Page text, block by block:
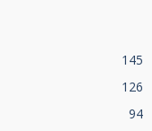
145
126
94